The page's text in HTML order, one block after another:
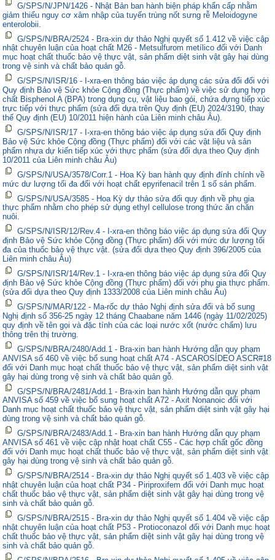
G/SPS/N/JPN/1426 - Nhật Bản ban hành biện pháp khẩn cấp nhằm
giảm thiểu nguy cơ xâm nhập của tuyến trùng nốt sưng rễ Meloidogyne
enterolobii.
G/SPS/N/BRA/2524 - Bra-xin dự thảo Nghị quyết số 1.412 về việc cập
nhật chuyên luận của hoạt chất M26 - Metsulfurom metílico đối với Danh
mục hoạt chất thuốc bảo vệ thực vật, sản phẩm diệt sinh vật gây hại dùng
trong vệ sinh và chất bảo quản gỗ.
G/SPS/N/ISR/16 - I-xra-en thông báo việc áp dụng các sửa đổi đối với
Quy định Bảo vệ Sức khỏe Cộng đồng (Thực phẩm) về việc sử dụng hợp
chất Bisphenol A (BPA) trong dụng cụ, vật liệu bao gói, chứa đựng tiếp xúc
trực tiếp với thực phẩm (sửa đổi dựa trên Quy định (EU) 2024/3190, thay
thế Quy định (EU) 10/2011 hiện hành của Liên minh châu Âu).
G/SPS/N/ISR/17 - I-xra-en thông báo việc áp dụng sửa đổi Quy định
Bảo vệ Sức khỏe Cộng đồng (Thực phẩm) đối với các vật liệu và sản
phẩm nhựa dự kiến tiếp xúc với thực phẩm (sửa đổi dựa theo Quy định
10/2011 của Liên minh châu Âu)
G/SPS/N/USA/3578/Corr.1 - Hoa Kỳ ban hành quy định đính chính về
mức dư lượng tối đa đối với hoạt chất epyrifenacil trên 1 số sản phẩm.
G/SPS/N/USA/3585 - Hoa Kỳ dự thảo sửa đổi quy định về phụ gia
thực phẩm nhằm cho phép sử dụng ethyl cellulose trong thức ăn chăn
nuôi.
G/SPS/N/ISR/12/Rev.4 - I-xra-en thông báo việc áp dụng sửa đổi Quy
định Bảo vệ Sức khỏe Cộng đồng (Thực phẩm) đối với mức dư lượng tối
đa của thuốc bảo vệ thực vật. (sửa đổi dựa theo Quy định 396/2005 của
Liên minh châu Âu)
G/SPS/N/ISR/14/Rev.1 - I-xra-en thông báo việc áp dụng sửa đổi Quy
định Bảo vệ Sức khỏe Cộng đồng (Thực phẩm) đối với phụ gia thực phẩm.
(sửa đổi dựa theo Quy định 1333/2008 của Liên minh châu Âu)
G/SPS/N/MAR/122 - Ma-rốc dự thảo Nghị định sửa đổi và bổ sung
Nghị định số 356-25 ngày 12 tháng Chaabane năm 1446 (ngày 11/02/2025)
quy định về tên gọi và đặc tính của các loại nước xốt (nước chấm) lưu
thông trên thị trường.
G/SPS/N/BRA/2480/Add.1 - Bra-xin ban hành Hướng dẫn quy phạm
ANVISA số 460 về việc bổ sung hoạt chất A74 - ASCAROSÍDEO ASCR#18
đối với Danh mục hoạt chất thuốc bảo vệ thực vật, sản phẩm diệt sinh vật
gây hại dùng trong vệ sinh và chất bảo quản gỗ.
G/SPS/N/BRA/2481/Add.1 - Bra-xin ban hành Hướng dẫn quy phạm
ANVISA số 459 về việc bổ sung hoạt chất A72 - Axit Nonanoic đối với
Danh mục hoạt chất thuốc bảo vệ thực vật, sản phẩm diệt sinh vật gây hại
dùng trong vệ sinh và chất bảo quản gỗ.
G/SPS/N/BRA/2483/Add.1 - Bra-xin ban hành Hướng dẫn quy phạm
ANVISA số 461 về việc cập nhật hoạt chất C55 - Các hợp chất gốc đồng
đối với Danh mục hoạt chất thuốc bảo vệ thực vật, sản phẩm diệt sinh vật
gây hại dùng trong vệ sinh và chất bảo quản gỗ.
G/SPS/N/BRA/2514 - Bra-xin dự thảo Nghị quyết số 1.403 về việc cập
nhật chuyên luận của hoạt chất P34 - Piriproxifem đối với Danh mục hoạt
chất thuốc bảo vệ thực vật, sản phẩm diệt sinh vật gây hại dùng trong vệ
sinh và chất bảo quản gỗ.
G/SPS/N/BRA/2515 - Bra-xin dự thảo Nghị quyết số 1.404 về việc cập
nhật chuyên luận của hoạt chất P53 - Protioconazol đối với Danh mục hoạt
chất thuốc bảo vệ thực vật, sản phẩm diệt sinh vật gây hại dùng trong vệ
sinh và chất bảo quản gỗ.